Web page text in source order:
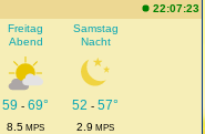
22:07:23
Freitag
Abend
Samstag
Nacht
59 -69° 52 -57°
8.5 MPS 2.9 MPS